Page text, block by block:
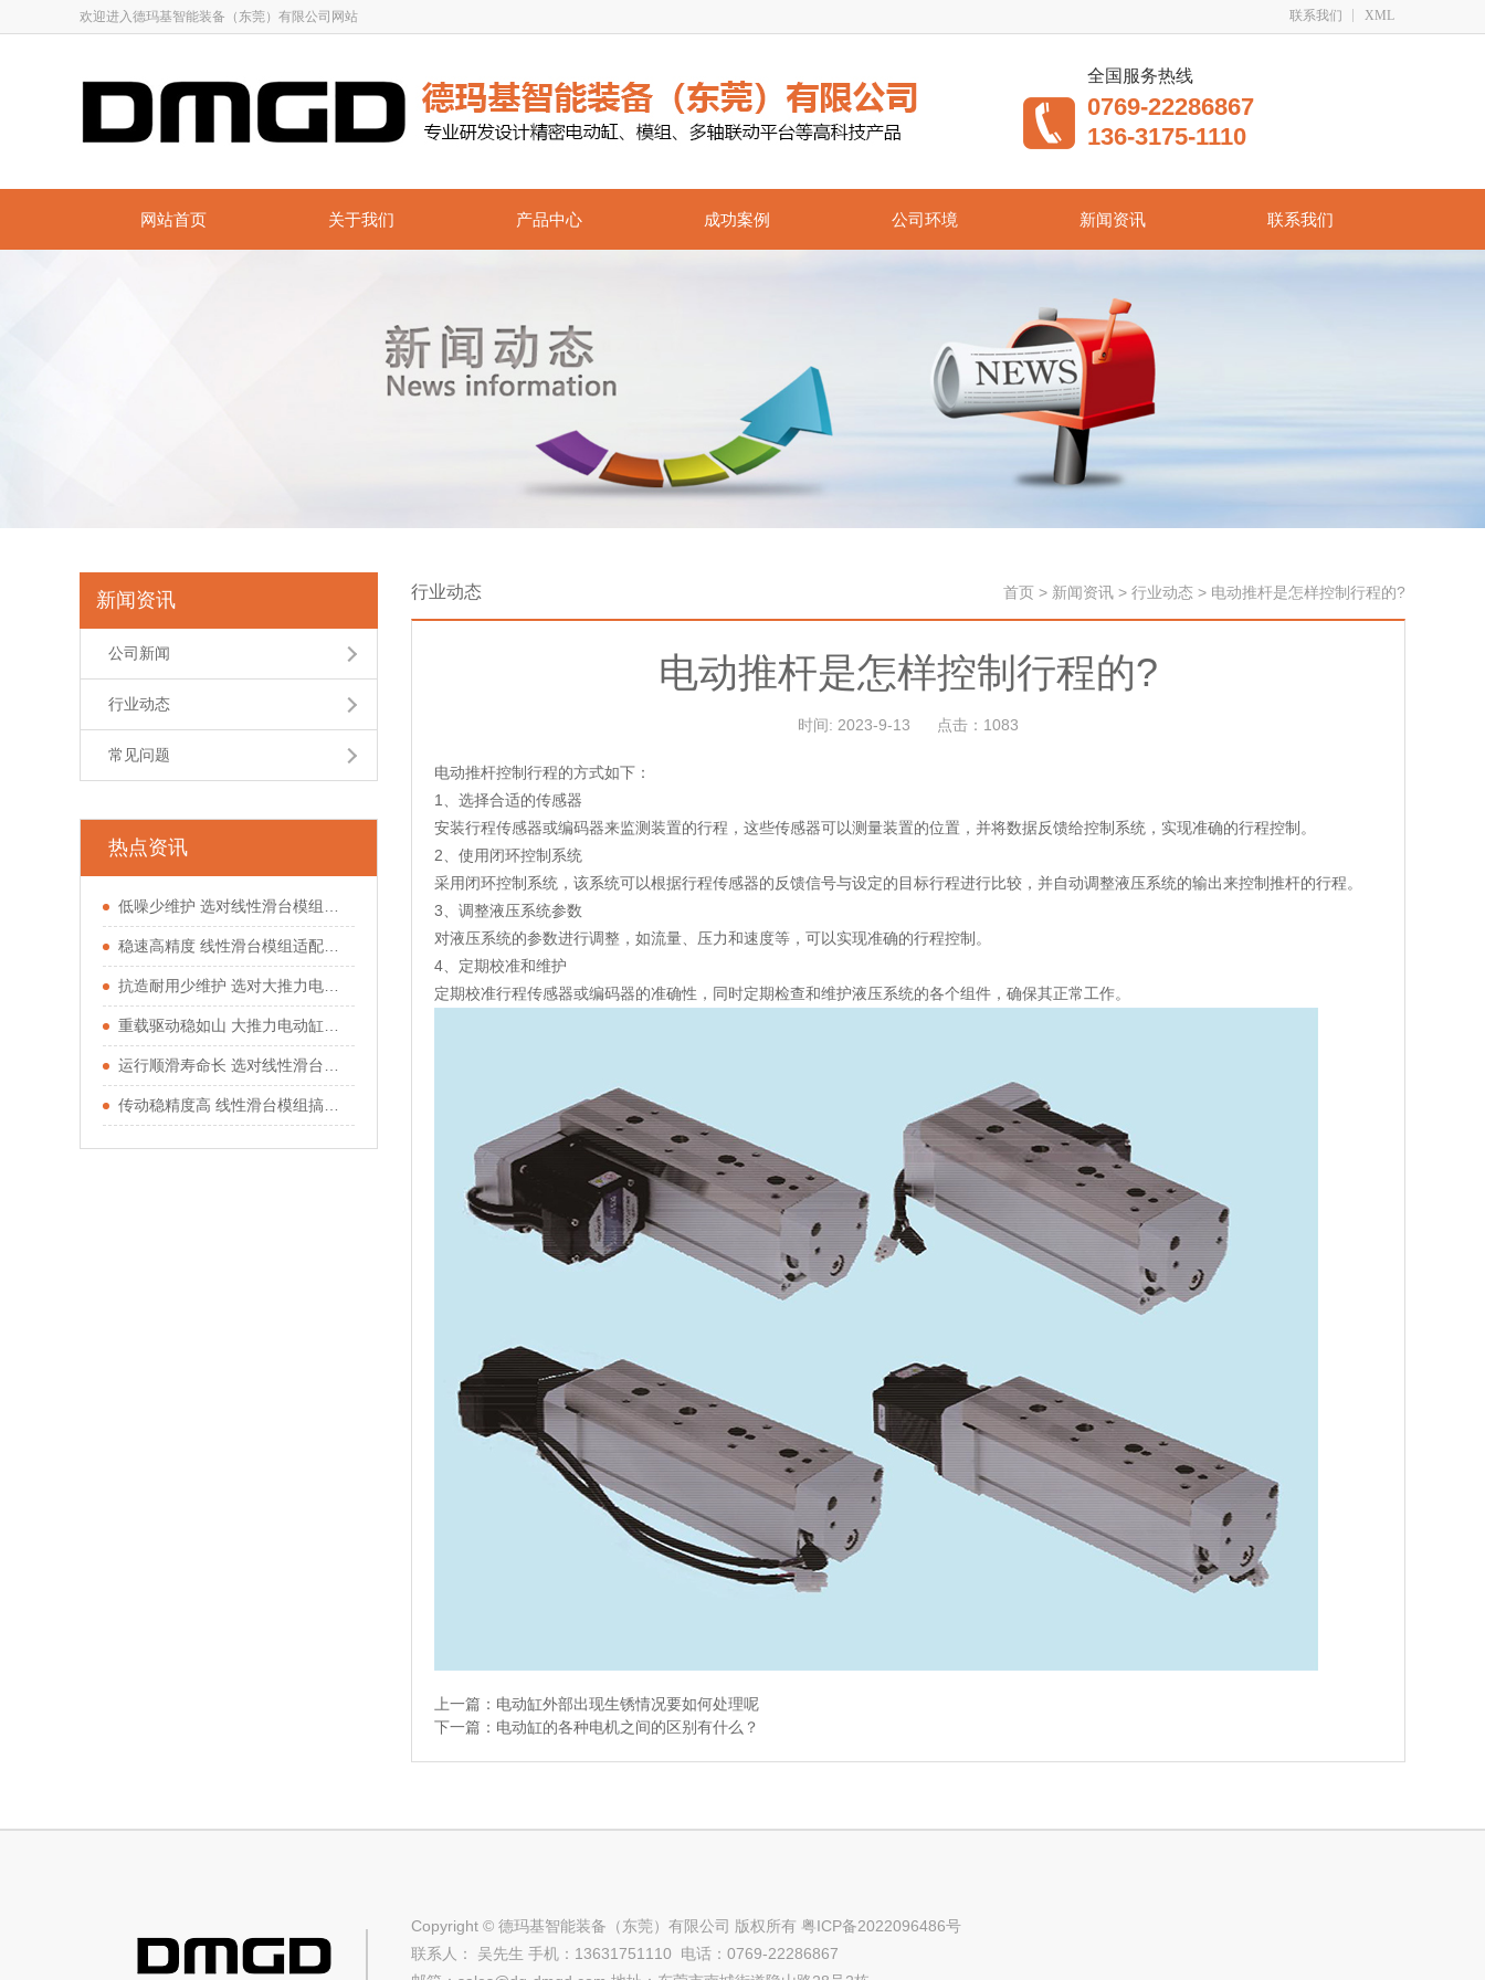
欢迎进入德玛基智能装备（东莞）有限公司网站 联系我们 XML
全国服务热线
0769-22286867
136-3175-1110
网站首页 关于我们 产品中心 成功案例 公司环境 新闻资讯 联系我们
新闻资讯
公司新闻
行业动态
常见问题
热点资讯
低噪少维护 选对线性滑台模组少走运动工位弯路
稳速高精度 线性滑台模组适配多类自动化工位
抗造耐用少维护 选对大推力电动缸少踩驱动坑
重载驱动稳如山 大推力电动缸适配重型工况
运行顺滑寿命长 选对线性滑台模组少走弯路
传动稳精度高 线性滑台模组搞定直线运动需求
行业动态 首页 > 新闻资讯 > 行业动态 > 电动推杆是怎样控制行程的?
电动推杆是怎样控制行程的?
时间: 2023-9-13 点击：1083
电动推杆控制行程的方式如下：
1、选择合适的传感器
安装行程传感器或编码器来监测装置的行程，这些传感器可以测量装置的位置，并将数据反馈给控制系统，实现准确的行程控制。
2、使用闭环控制系统
采用闭环控制系统，该系统可以根据行程传感器的反馈信号与设定的目标行程进行比较，并自动调整液压系统的输出来控制推杆的行程。
3、调整液压系统参数
对液压系统的参数进行调整，如流量、压力和速度等，可以实现准确的行程控制。
4、定期校准和维护
定期校准行程传感器或编码器的准确性，同时定期检查和维护液压系统的各个组件，确保其正常工作。
上一篇： 电动缸外部出现生锈情况要如何处理呢
下一篇： 电动缸的各种电机之间的区别有什么？
Copyright © 德玛基智能装备（东莞）有限公司 版权所有 粤ICP备2022096486号
联系人： 吴先生 手机：13631751110 电话：0769-22286867